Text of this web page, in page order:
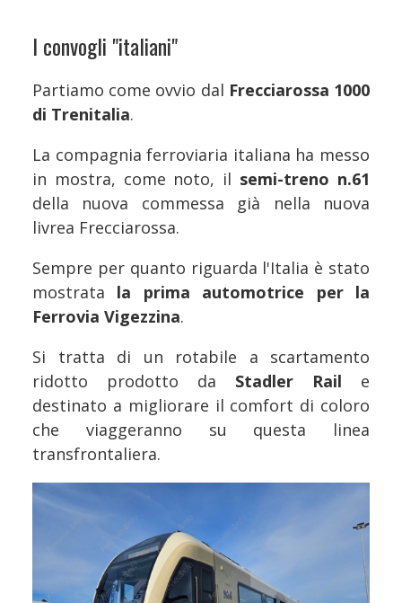
I convogli "italiani"
Partiamo come ovvio dal Frecciarossa 1000
di Trenitalia.
La compagnia ferroviaria italiana ha messo
in mostra, come noto, il semi-treno n.61
della nuova commessa già nella nuova
livrea Frecciarossa.
Sempre per quanto riguarda l'Italia è stato
mostrata la prima automotrice per la
Ferrovia Vigezzina.
Si tratta di un rotabile a scartamento
ridotto prodotto da Stadler Rail e
destinato a migliorare il comfort di coloro
che viaggeranno su questa linea
transfrontaliera.